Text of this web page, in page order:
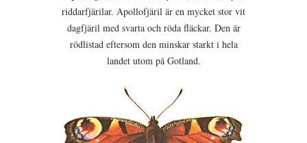
riddarfjärilar. Apollofjäril är en mycket stor vit
dagfjäril med svarta och röda fläckar. Den är
rödlistad eftersom den minskar starkt i hela
landet utom på Gotland.